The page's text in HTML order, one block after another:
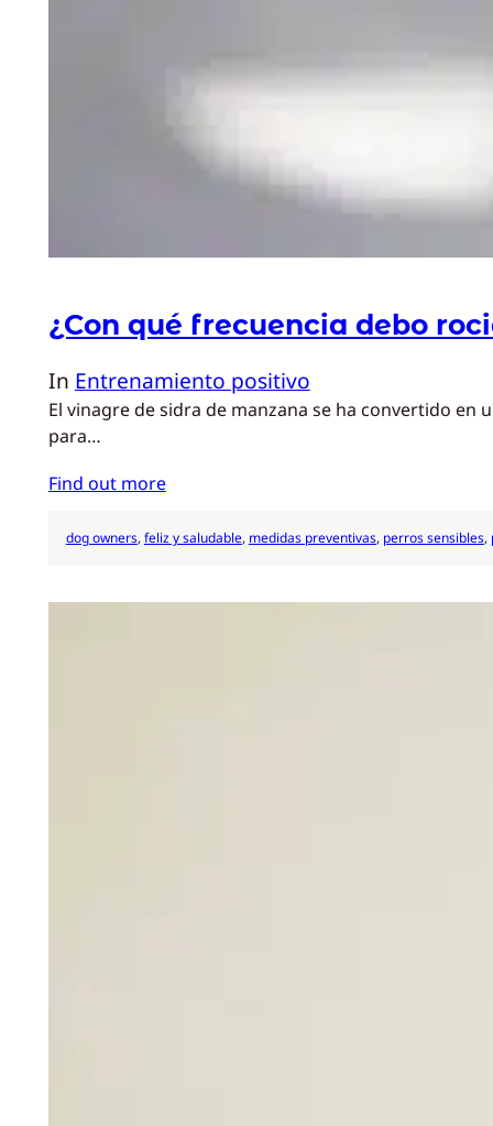
¿Con qué frecuencia debo
In Entrenamiento positivo
El vinagre de sidra de manzana se ha convertido
para…
Find out more
dog owners, feliz y saludable, medidas preventivas, perros sensibles,